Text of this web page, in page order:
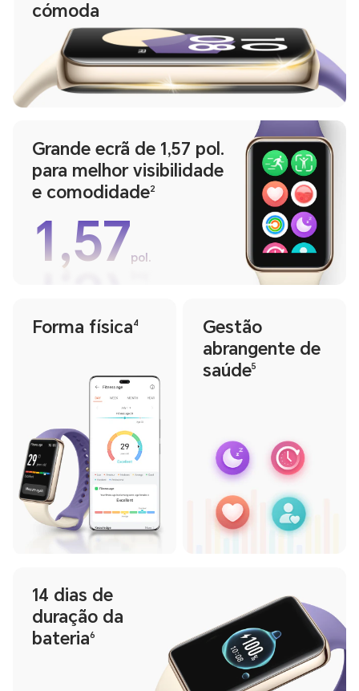
14 dias de
duração da
bateria6
Grande ecrã de 1,57 pol.
para melhor visibilidade
e comodidade2
1,57pol.
Forma física4
cómoda
Gestão
abrangente de
saúde5